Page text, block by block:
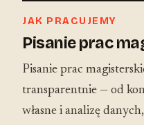
JAK PRACUJEMY
Pisanie prac
Pisanie prac
transparentnie — od
własne i analizę